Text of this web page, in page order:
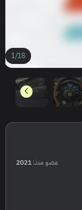
1/18
عضو منذ:2021